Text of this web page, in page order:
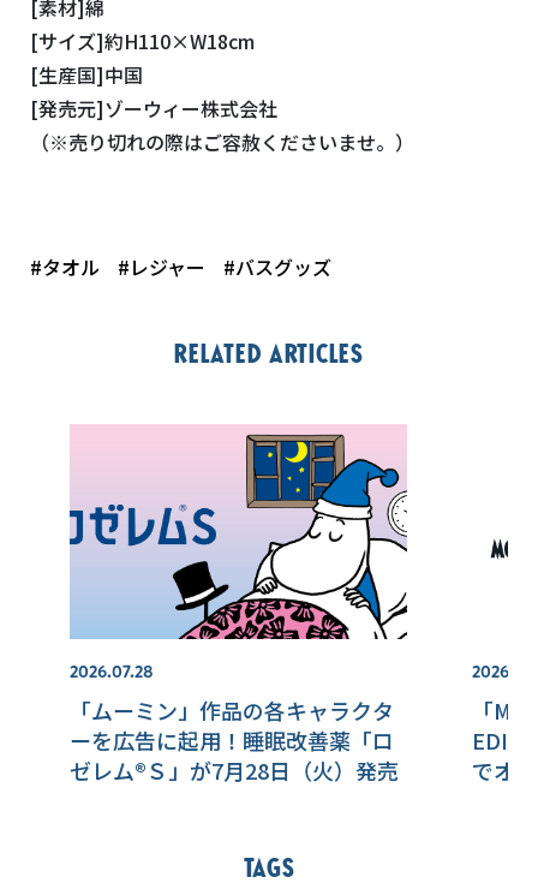
[素材]綿
[サイズ]約H110×W18cm
[生産国]中国
[発売元]ゾーウィー株式会社
（※売り切れの際はご容赦くださいませ。）
#タオル #レジャー #バスグッズ
Related articles
2026.07.28
「ムーミン」作品の各キャラクタ
ーを広告に起用！睡眠改善薬「ロ
ゼレム®Ｓ」が7月28日（火）発売
「
でオ
Tags